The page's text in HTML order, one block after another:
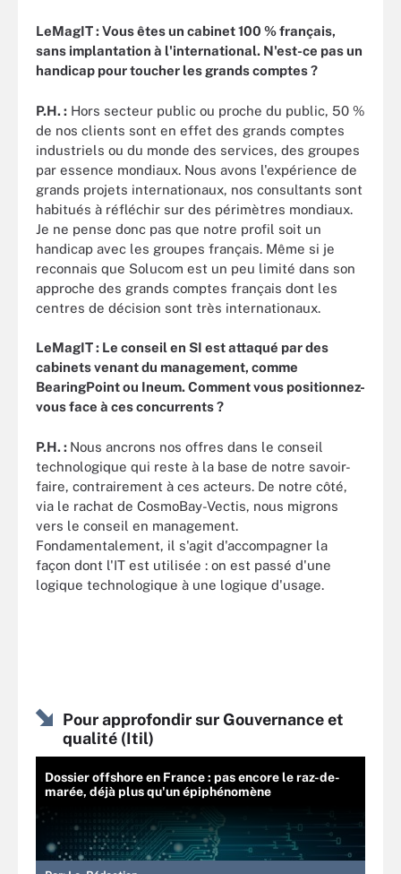
LeMagIT : Vous êtes un cabinet 100 % français,
sans implantation à l'international. N'est-ce pas un
handicap pour toucher les grands comptes ?
P.H. : Hors secteur public ou proche du public, 50 %
de nos clients sont en effet des grands comptes
industriels ou du monde des services, des groupes
par essence mondiaux. Nous avons l'expérience de
grands projets internationaux, nos consultants sont
habitués à réfléchir sur des périmètres mondiaux.
Je ne pense donc pas que notre profil soit un
handicap avec les groupes français. Même si je
reconnais que Solucom est un peu limité dans son
approche des grands comptes français dont les
centres de décision sont très internationaux.
LeMagIT : Le conseil en SI est attaqué par des
cabinets venant du management, comme
BearingPoint ou Ineum. Comment vous positionnez-
vous face à ces concurrents ?
P.H. : Nous ancrons nos offres dans le conseil
technologique qui reste à la base de notre savoir-
faire, contrairement à ces acteurs. De notre côté,
via le rachat de CosmoBay-Vectis, nous migrons
vers le conseil en management.
Fondamentalement, il s'agit d'accompagner la
façon dont l'IT est utilisée : on est passé d'une
logique technologique à une logique d'usage.
Pour approfondir sur Gouvernance et
qualité (Itil)
Dossier offshore en France : pas encore le raz-de-
marée, déjà plus qu'un épiphénomène